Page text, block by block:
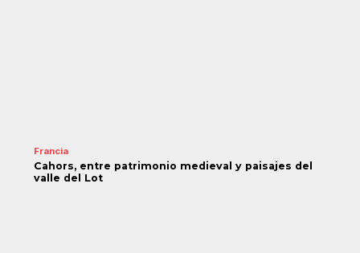
Francia
Cahors, entre patrimonio medieval y paisajes del
valle del Lot